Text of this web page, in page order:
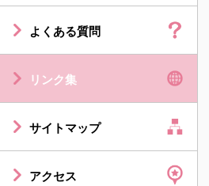
よくある質問
リンク集
サイトマップ
アクセス